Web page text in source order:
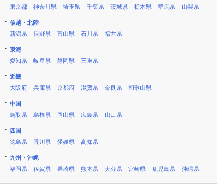
東京都
神奈川県 埼玉県 千葉県 茨城県 栃木県 群馬県 山梨県
信越・北陸
新潟県
長野県 富山県 石川県 福井県
東海
愛知県
岐阜県 静岡県 三重県
近畿
大阪府
兵庫県 京都府 滋賀県 奈良県 和歌山県
中国
鳥取県
島根県 岡山県 広島県 山口県
四国
徳島県
香川県 愛媛県 高知県
九州・沖縄
福岡県
佐賀県 長崎県 熊本県 大分県 宮崎県 鹿児島県 沖縄県